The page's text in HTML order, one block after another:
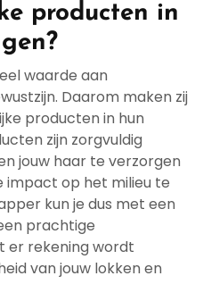
producten in
waarde aan
Daarom maken zij
producten in hun
zijn zorgvuldig
jouw haar te verzorgen
impact op het milieu te
kun je dus met een
prachtige
er rekening wordt
van jouw lokken en